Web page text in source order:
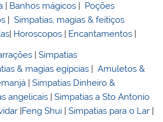
| Banhos mágicos | Poções
|Simpatias, magias & feitiços
| Horoscopos | Encantamentos |
|Simpatias
& magias egípcias |Amuletos &
|Simpatias Dinheiro &
angelicais |Simpatias a Sto Antonio
|Feng Shui |Simpatias para o Lar |